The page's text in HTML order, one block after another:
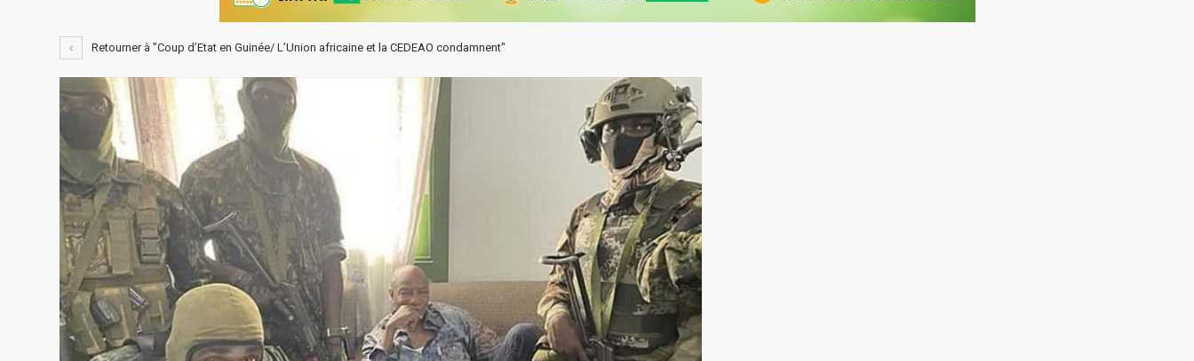
Retourner à "Coup d’Etat en Guinée/ L’Union africaine et la CEDEAO condamnent"